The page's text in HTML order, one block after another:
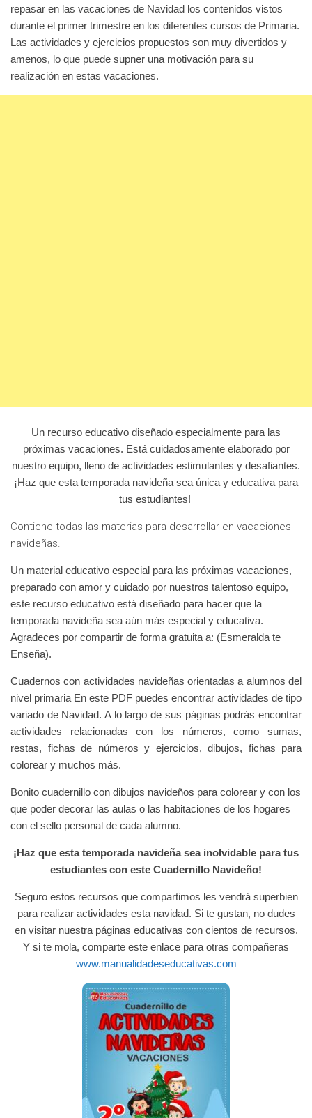
repasar en las vacaciones de Navidad los contenidos vistos
durante el primer trimestre en los diferentes cursos de Primaria.
Las actividades y ejercicios propuestos son muy divertidos y
amenos, lo que puede supner una motivación para su
realización en estas vacaciones.
Un recurso educativo diseñado especialmente para las
próximas vacaciones. Está cuidadosamente elaborado por
nuestro equipo, lleno de actividades estimulantes y desafiantes.
¡Haz que esta temporada navideña sea única y educativa para
tus estudiantes!
Contiene todas las materias para desarrollar en vacaciones
navideñas.
Un material educativo especial para las próximas vacaciones,
preparado con amor y cuidado por nuestros talentoso equipo,
este recurso educativo está diseñado para hacer que la
temporada navideña sea aún más especial y educativa.
Agradeces por compartir de forma gratuita a: (Esmeralda te
Enseña).
Cuadernos con actividades navideñas orientadas a alumnos del
nivel primaria En este PDF puedes encontrar actividades de tipo
variado de Navidad. A lo largo de sus páginas podrás encontrar
actividades relacionadas con los números, como sumas,
restas, fichas de números y ejercicios, dibujos, fichas para
colorear y muchos más.
Bonito cuadernillo con dibujos navideños para colorear y con los
que poder decorar las aulas o las habitaciones de los hogares
con el sello personal de cada alumno.
¡Haz que esta temporada navideña sea inolvidable para tus
estudiantes con este Cuadernillo Navideño!
Seguro estos recursos que compartimos les vendrá superbien
para realizar actividades esta navidad. Si te gustan, no dudes
en visitar nuestra páginas educativas con cientos de recursos.
Y si te mola, comparte este enlace para otras compañeras
www.manualidadeseducativas.com